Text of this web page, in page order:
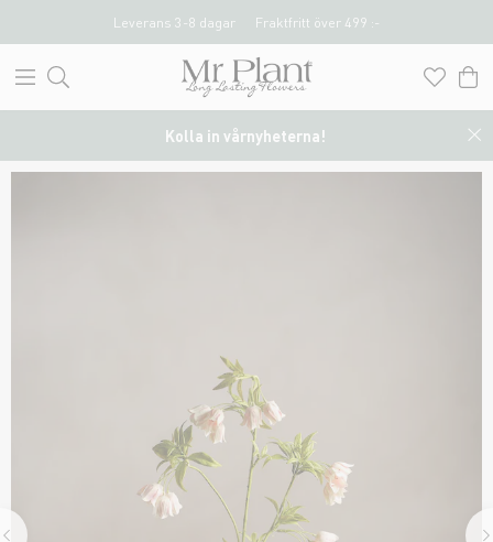
Leverans 3-8 dagar Fraktfritt över 499 :-
Kolla in vårnyheterna!